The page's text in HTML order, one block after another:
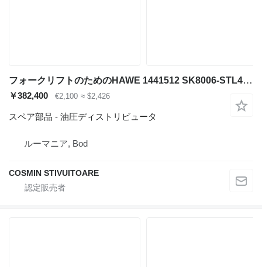
フォークリフトのためのHAWE 1441512 SK8006-STL40SL-4L STILL 530684 油圧ディストリビュータ
￥382,400 €2,100 ≈ $2,426
スペア部品 - 油圧ディストリビュータ
ルーマニア, Bod
COSMIN STIVUITOARE